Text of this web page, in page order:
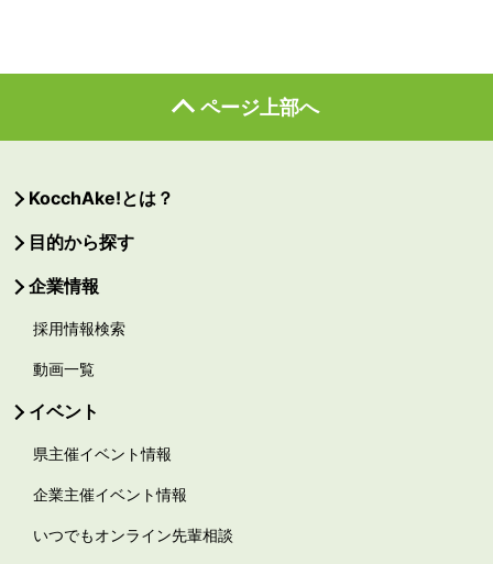
ページ上部へ
KocchAke!とは？
目的から探す
企業情報
採用情報検索
動画一覧
イベント
県主催イベント情報
企業主催イベント情報
いつでもオンライン先輩相談